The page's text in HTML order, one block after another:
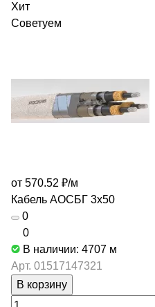
Хит
Советуем
от 570.52 ₽/м
Кабель АОСБГ 3х50
0
0
В наличии: 4707 м
Арт. 01517147321
В корзину